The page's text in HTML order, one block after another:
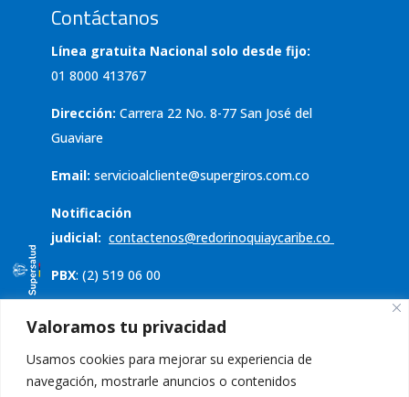
Valoramos tu privacidad
Usamos cookies para mejorar su experiencia de
navegación, mostrarle anuncios o contenidos
Contáctanos
Línea gratuita Nacional solo desde fijo:
01 8000 413767
Dirección: Carrera 22 No. 8-77 San José del
Guaviare
Email: servicioalcliente@supergiros.com.co
Notificación
judicial: contactenos@redorinoquiaycaribe.co
PBX: (2) 519 06 00
Servicio al cliente
Política de tratamiento de datos